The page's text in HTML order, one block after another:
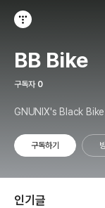
BB Bike
구독자 0
GNUNIX's Black Bike
구독하기
인기글